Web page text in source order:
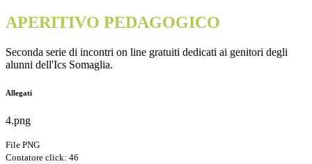
APERITIVO PEDAGOGICO
Seconda serie di incontri on line gratuiti dedicati ai genitori degli
alunni dell'Ics Somaglia.
Allegati
4.png
File PNG
Contatore click: 46